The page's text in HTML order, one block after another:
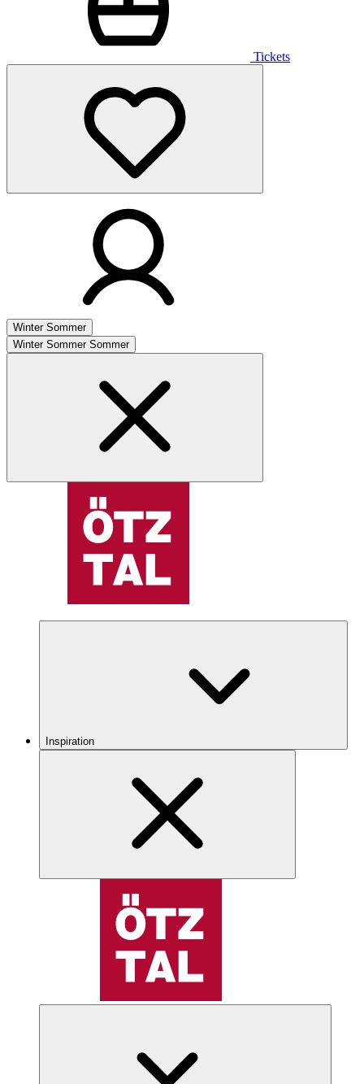
Tickets
Winter Sommer
Winter Sommer Sommer
Inspiration